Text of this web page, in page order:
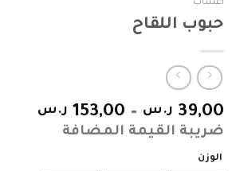
أعشاب
حبوب اللقاح
39,00 ر.س –
153,00 ر.س
ضريبة القيمة المضافة
الوزن